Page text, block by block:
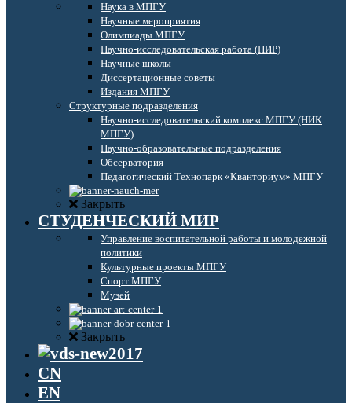
Наука в МПГУ
Научные мероприятия
Олимпиады МПГУ
Научно-исследовательская работа (НИР)
Научные школы
Диссертационные советы
Издания МПГУ
Структурные подразделения
Научно-исследовательский комплекс МПГУ (НИК
МПГУ)
Научно-образовательные подразделения
Обсерватория
Педагогический Технопарк «Кванториум» МПГУ
Закрыть
СТУДЕНЧЕСКИЙ МИР
Управление воспитательной работы и молодежной
политики
Культурные проекты МПГУ
Спорт МПГУ
Музей
Закрыть
CN
EN